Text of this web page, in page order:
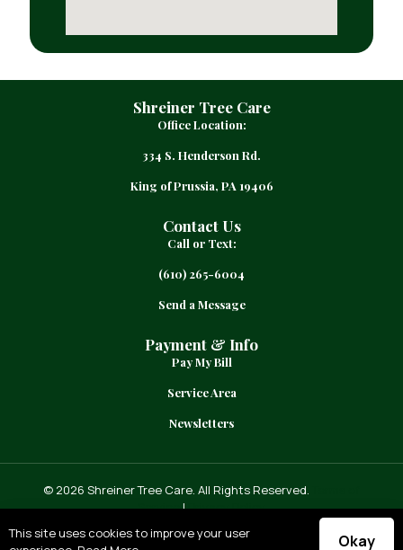
Shreiner Tree Care
Office Location:
334 S. Henderson Rd.
King of Prussia, PA 19406
Contact Us
Call or Text:
(610) 265-6004
Send a Message
Payment & Info
Pay My Bill
Service Area
Newsletters
© 2026 Shreiner Tree Care. All Rights Reserved.
Service|Privacy Policy
This site uses cookies to improve your user
Okay